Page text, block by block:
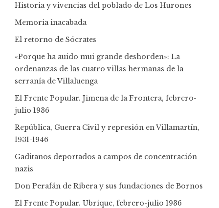
Historia y vivencias del poblado de Los Hurones
Memoria inacabada
El retorno de Sócrates
«Porque ha auido mui grande deshorden»: La
ordenanzas de las cuatro villas hermanas de la
serranía de Villaluenga
El Frente Popular. Jimena de la Frontera, febrero-
julio 1936
República, Guerra Civil y represión en Villamartín,
1931-1946
Gaditanos deportados a campos de concentración
nazis
Don Perafán de Ribera y sus fundaciones de Bornos
El Frente Popular. Ubrique, febrero-julio 1936